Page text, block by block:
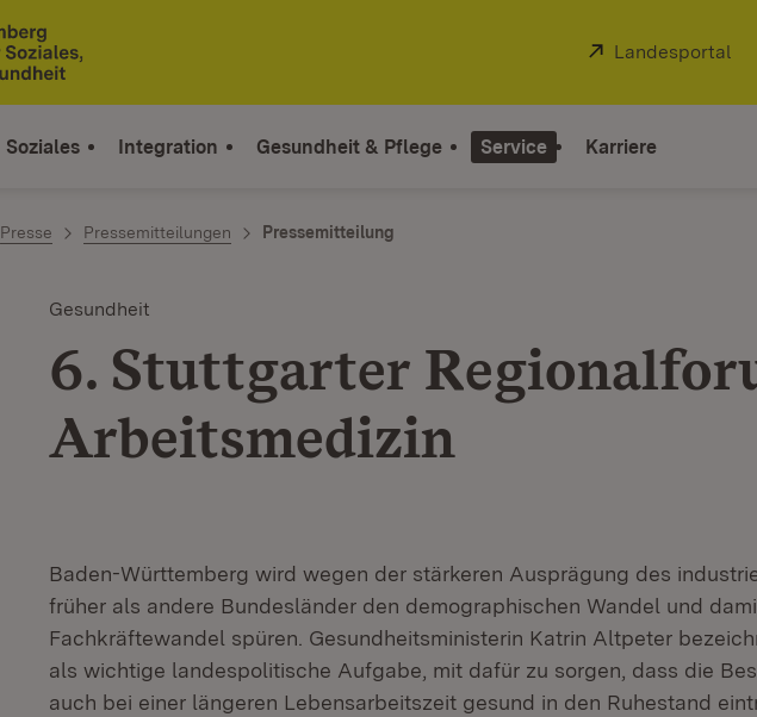
Extern:
Landesportal
Soziales Integration Gesundheit & Pflege Service Karriere
Presse Pressemitteilungen Pressemitteilung
Gesundheit
6. Stuttgarter
Arbeitsmedizin
Baden-Württemberg wird wegen der stärkeren Ausprägung des
früher als andere Bundesländer den demographischen Wandel und
Fachkräftewandel spüren. Gesundheitsministerin Katrin Altpeter
als wichtige landespolitische Aufgabe, mit dafür zu sorgen, dass die
auch bei einer längeren Lebensarbeitszeit gesund in den Ruhestand